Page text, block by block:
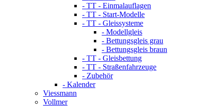
- TT - Einmalauflagen
- TT - Start-Modelle
- TT - Gleissysteme
- Modellgleis
- Bettungsgleis grau
- Bettungsgleis braun
- TT - Gleisbettung
- TT - Straßenfahrzeuge
- Zubehör
- Kalender
Viessmann
Vollmer